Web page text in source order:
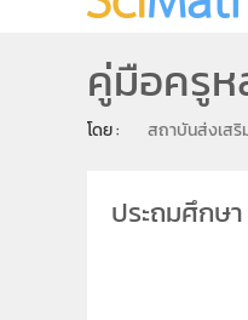
คู่มือครู
โดย : สถาบันส่งเสริ
ประถมศึกษา